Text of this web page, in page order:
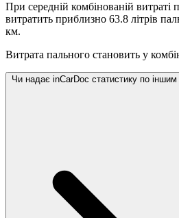
При середній комбінованій витраті
витратить приблизно 63.8 літрів
км.
Витрата пального становить у
Чи надає inCarDoc статистику по